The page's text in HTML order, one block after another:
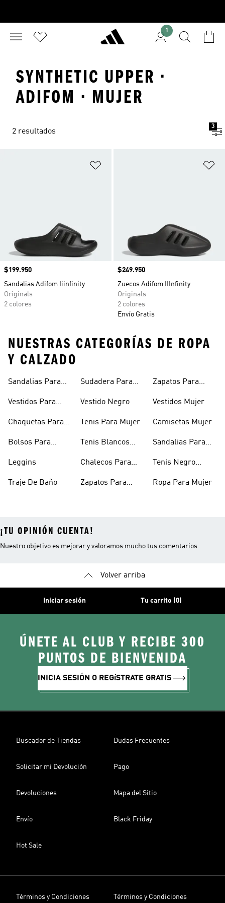
1
SYNTHETIC UPPER ·
ADIFOM · MUJER
2 resultados
3
Precio
$199.950
Sandalias Adifom Iiinfinity
Originals
2 colores
Precio
$249.950
Zuecos Adifom IIInfinity
Originals
2 colores
Envío Gratis
NUESTRAS CATEGORÍAS DE ROPA
Y CALZADO
Sandalias Para
Vestidos Para
Chaquetas Para
Bolsos Para
Leggins
Traje De Baño
Sudadera Para
Vestido Negro
Tenis Para Mujer
Tenis Blancos
Chalecos Para
Zapatos Para
Zapatos Para
Vestidos Mujer
Camisetas Mujer
Sandalias Para
Tenis Negro
Ropa Para Mujer
¡TU OPINIÓN CUENTA!
Nuestro objetivo es mejorar y valoramos mucho tus comentarios.
Volver arriba
Iniciar sesión Tu carrito (0)
ÚNETE AL CLUB Y RECIBE 300
PUNTOS DE BIENVENIDA
INICIA SESIÓN O REGíSTRATE GRATIS
Buscador de Tiendas Dudas Frecuentes
Solicitar mi Devolución Pago
Devoluciones Mapa del Sitio
Envío Black Friday
Hot Sale
Términos y Condiciones Términos y Condiciones